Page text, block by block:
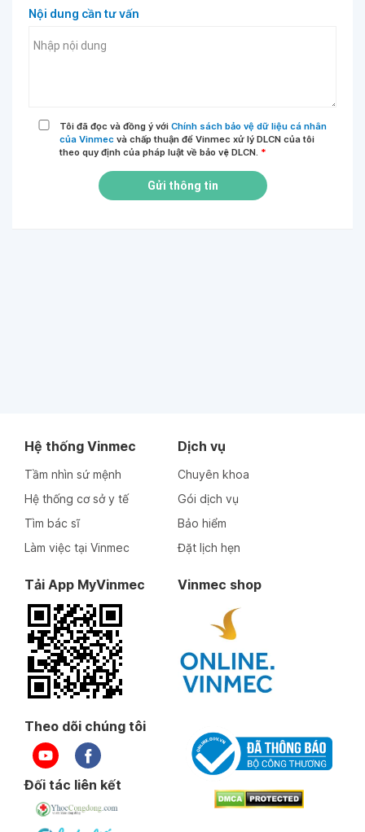
Nội dung cần tư vấn
Tôi đã đọc và đồng ý với Chính sách bảo vệ dữ liệu cá nhân
của Vinmec và chấp thuận để Vinmec xử lý DLCN của tôi
theo quy định của pháp luật về bảo vệ DLCN. *
Gửi thông tin
Hệ thống Vinmec
Tầm nhìn sứ mệnh
Hệ thống cơ sở y tế
Tìm bác sĩ
Làm việc tại Vinmec
Dịch vụ
Chuyên khoa
Gói dịch vụ
Bảo hiểm
Đặt lịch hẹn
Tải App MyVinmec Vinmec shop
Theo dõi chúng tôi
Đối tác liên kết